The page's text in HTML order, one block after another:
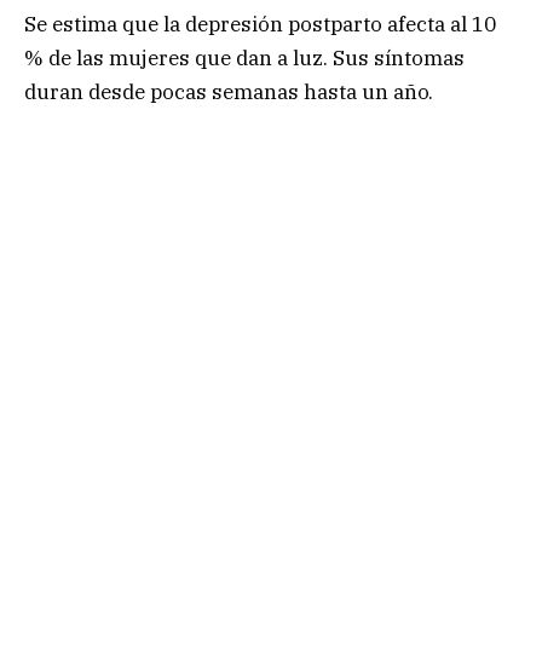
Se estima que la depresión postparto afecta al 10
% de las mujeres que dan a luz. Sus síntomas
duran desde pocas semanas hasta un año.